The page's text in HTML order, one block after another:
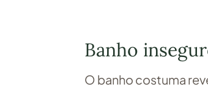
Banho
O banho costuma